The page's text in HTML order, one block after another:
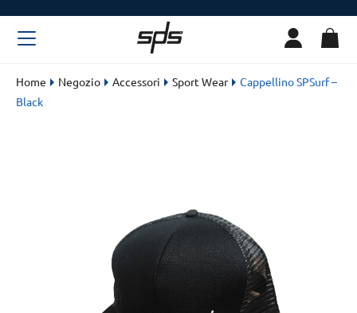
Home Negozio Accessori Sport Wear
Cappellino SPSurf –
Black